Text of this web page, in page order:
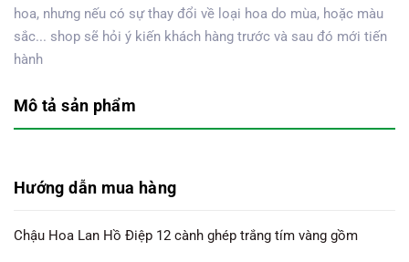
hoa, nhưng nếu có sự thay đổi về loại hoa do mùa, hoặc màu
sắc... shop sẽ hỏi ý kiến khách hàng trước và sau đó mới tiến
hành
Mô tả sản phẩm
Hướng dẫn mua hàng
Chậu Hoa Lan Hồ Điệp 12 cành ghép trắng tím vàng gồm